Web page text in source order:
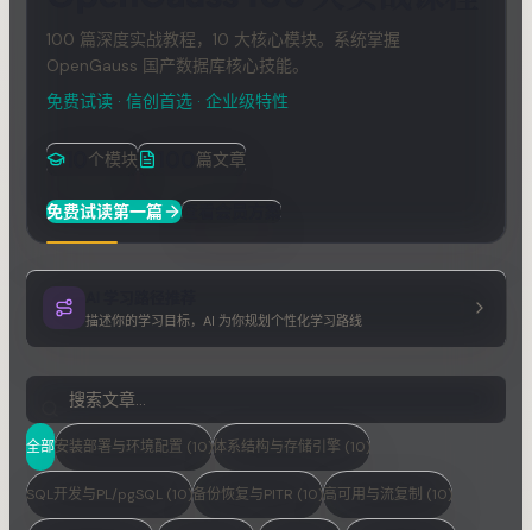
100 篇深度实战教程，10 大核心模块。系统掌握
OpenGauss 国产数据库核心技能。
免费试读 · 信创首选 · 企业级特性
10 个模块 篇文章
免费试读第一篇 查看会员方案
描述你的学习目标，AI 为你规划个性化学习路线
全部安装部署与环境配置 (10)体系结构与存储引擎 (10)
SQL开发与PL/pgSQL (10)备份恢复与PITR (10)高可用与流复制 (10)